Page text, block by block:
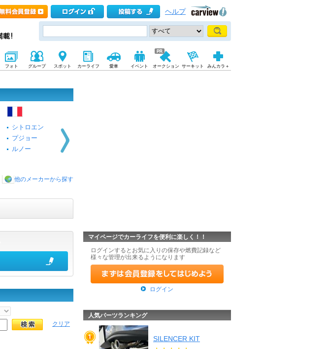
ヘルプ
フォト グループ スポット カーライフ 愛車 イベント オークション サーキット みんカラ＋
シトロエン
プジョー
ルノー
他のメーカーから探す
クリア
マイページでカーライフを便利に楽しく！！
ログインするとお気に入りの保存や燃費記録など
様々な管理が出来るようになります
ログイン
人気パーツランキング
SILENCER KIT